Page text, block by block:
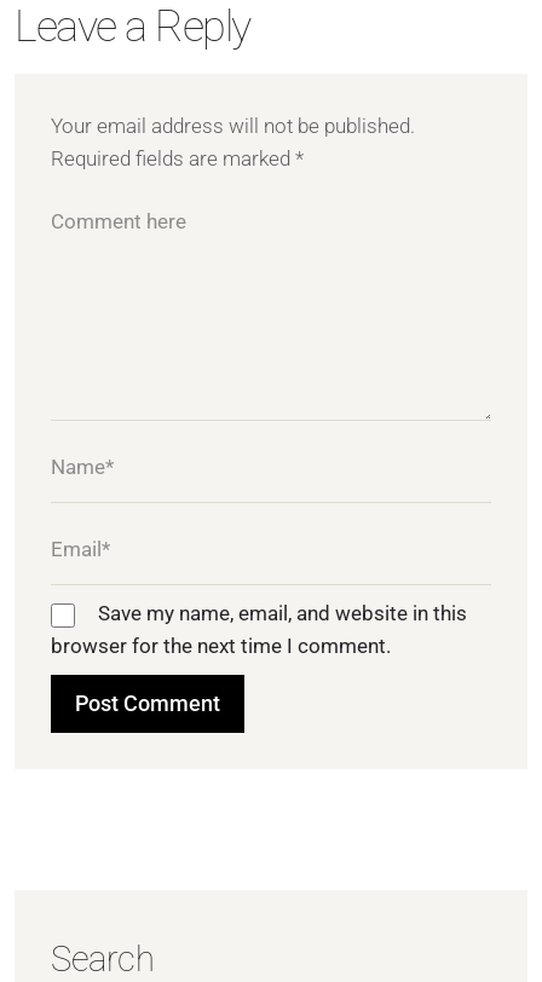
Leave a Reply
Your email address will not be published.
Required fields are marked *
Save my name, email, and website in this
browser for the next time I comment.
Search